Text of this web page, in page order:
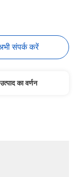
संपर्क करें
उत्पाद का वर्णन